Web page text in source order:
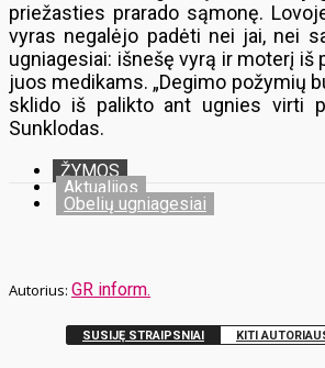
priežasties prarado sąmonę.
vyras negalėjo padėti nei jai, nei
ugniagesiai: išnešę vyrą ir moterį iš
juos medikams. „Degimo požymių
sklido iš palikto ant ugnies virti
Sunklodas.
ŽYMOS
Aktualijos
Obelių ugniagesiai
GR inform.
SUSIJĘ STRAIPSNIAI KITI